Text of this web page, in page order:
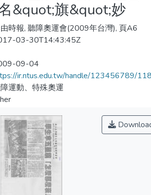
&quot;旗&quot;妙
時報, 聽障奧運會(2009年台灣), 頁A6
03-30T14:43:45Z
09-04
ir.ntus.edu.tw/handle/123456789/
運動、特殊奧運